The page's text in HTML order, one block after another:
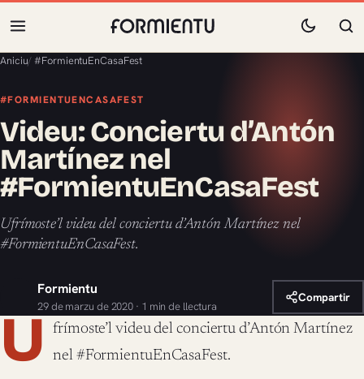
Aniciu/ #FormientuEnCasaFest
#FORMIENTUENCASAFEST
Videu: Conciertu d’Antón
Martínez nel
#FormientuEnCasaFest
Ufrímoste’l videu del conciertu d’Antón Martínez nel
#FormientuEnCasaFest.
Formientu
29 de marzu de 2020 · 1 min de llectura
Compartir
U frímoste’l videu del conciertu d’Antón Martínez
nel #FormientuEnCasaFest.